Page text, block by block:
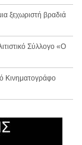
ξεχωριστή βραδιά
Σύλλογο «Ο
Κινηματογράφο